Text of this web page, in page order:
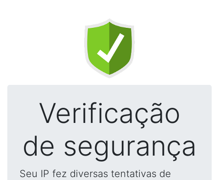
Verificação
de segurança
Seu IP fez diversas tentativas de